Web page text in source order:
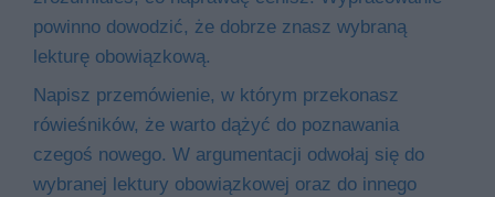
powinno dowodzić, że dobrze znasz wybraną
lekturę obowiązkową.
Napisz przemówienie, w którym przekonasz
rówieśników, że warto dążyć do poznawania
czegoś nowego. W argumentacji odwołaj się do
wybranej lektury obowiązkowej oraz do innego